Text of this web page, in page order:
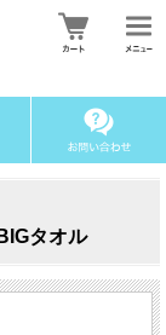
タオル